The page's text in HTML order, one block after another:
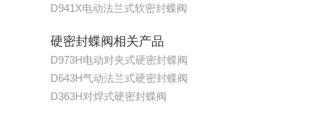
D941X电动法兰式软密封蝶阀
硬密封蝶阀相关产品
D973H电动对夹式硬密封蝶阀
D643H气动法兰式硬密封蝶阀
D363H对焊式硬密封蝶阀